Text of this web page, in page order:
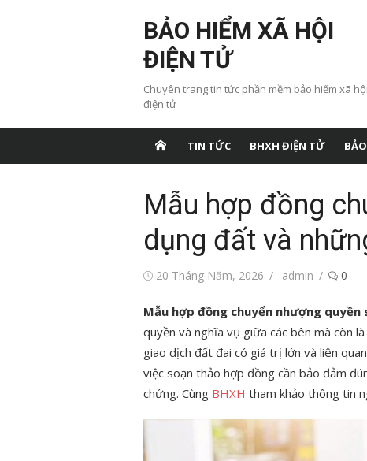
BẢO HIỂM XÃ HỘI
ĐIỆN TỬ
Chuyên trang tin tức phần mềm bảo hiểm xã hội
điện tử
TIN TỨC BHXH ĐIỆN TỬ
Mẫu hợp đồng
dụng đất và
Đăng20 Tháng Năm, 2026
Tác
admin 0
Mẫu hợp đồng chuyển nhượng
quyền và nghĩa vụ giữa các bên mà còn
giao dịch đất đai có giá trị lớn và liên
việc soạn thảo hợp đồng cần bảo đảm
chứng. Cùng BHXH tham khảo thông tin